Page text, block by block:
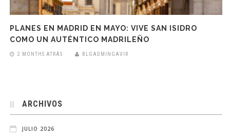
PLANES EN MADRID EN MAYO: VIVE SAN ISIDRO
COMO UN AUTÉNTICO MADRILEÑO
2 MONTHS ATRÁS BLGADMINGAVIR
ARCHIVOS
JULIO 2026